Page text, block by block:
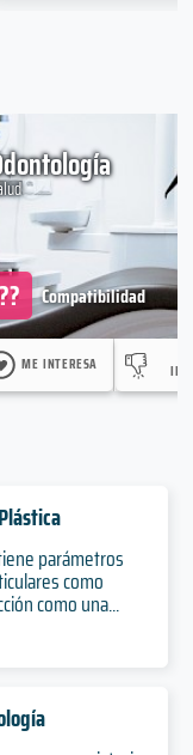
Compatibilidad
??
ME INTERESA
parámetros
como
como una...